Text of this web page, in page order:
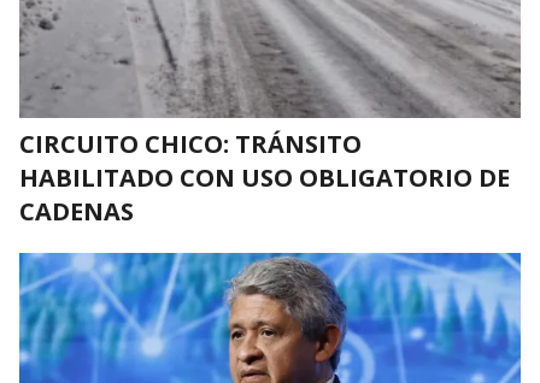
CIRCUITO CHICO: TRÁNSITO
HABILITADO CON USO OBLIGATORIO DE
CADENAS